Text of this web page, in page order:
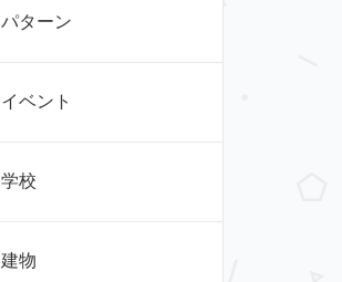
パターン
イベント
学校
建物